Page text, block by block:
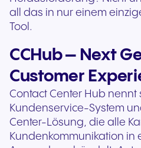
all das in nur einem
Tool.
CCHub – Next
Customer
Contact Center Hub
Kundenservice-System
Center-Lösung, die alle
Kundenkommunikation in